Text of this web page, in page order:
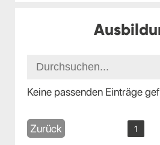
Keine passenden Einträge
Zurück 1